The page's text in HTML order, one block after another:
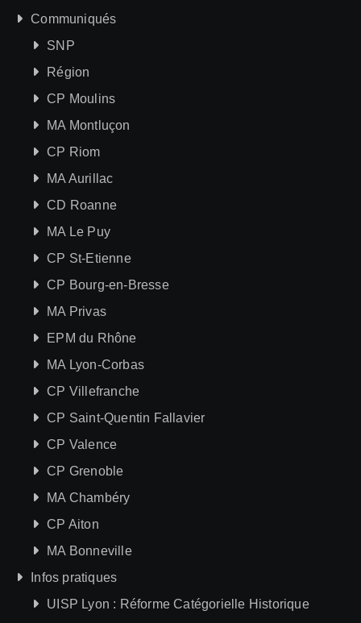
Communiqués
SNP
Région
CP Moulins
MA Montluçon
CP Riom
MA Aurillac
CD Roanne
MA Le Puy
CP St-Etienne
CP Bourg-en-Bresse
MA Privas
EPM du Rhône
MA Lyon-Corbas
CP Villefranche
CP Saint-Quentin Fallavier
CP Valence
CP Grenoble
MA Chambéry
CP Aiton
MA Bonneville
Infos pratiques
UISP Lyon : Réforme Catégorielle Historique